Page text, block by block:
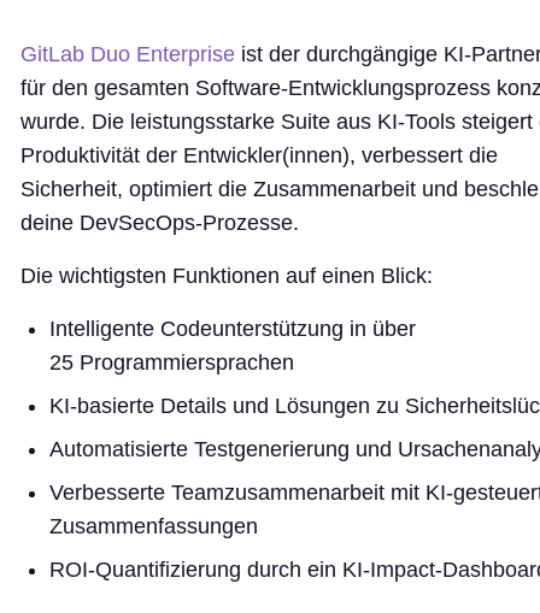
GitLab Duo Enterprise ist der durchgängige KI-
für den gesamten Software-Entwicklungsprozess
wurde. Die leistungsstarke Suite aus KI-Tools steigert
Produktivität der Entwickler(innen), verbessert die
Sicherheit, optimiert die Zusammenarbeit und
deine DevSecOps-Prozesse.
Die wichtigsten Funktionen auf einen Blick:
Intelligente Codeunterstützung in über
25 Programmiersprachen
KI-basierte Details und Lösungen zu
Automatisierte Testgenerierung und
Verbesserte Teamzusammenarbeit mit KI-
Zusammenfassungen
ROI-Quantifizierung durch ein KI-Impact-